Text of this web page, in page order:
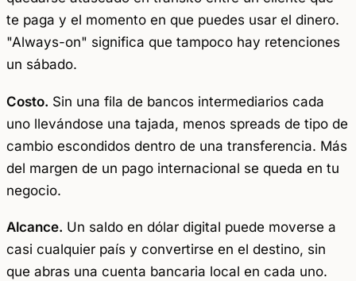
te paga y el momento en que puedes usar el dinero.
"Always-on" significa que tampoco hay retenciones
un sábado.
Costo. Sin una fila de bancos intermediarios cada
uno llevándose una tajada, menos spreads de tipo de
cambio escondidos dentro de una transferencia. Más
del margen de un pago internacional se queda en tu
negocio.
Alcance. Un saldo en dólar digital puede moverse a
casi cualquier país y convertirse en el destino, sin
que abras una cuenta bancaria local en cada uno.